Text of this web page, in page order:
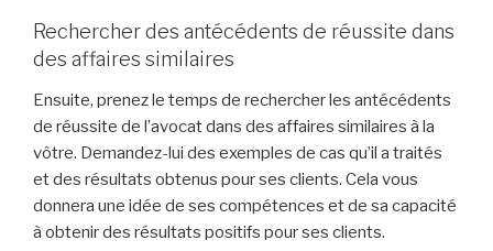
Rechercher des antécédents de réussite dans
des affaires similaires
Ensuite, prenez le temps de rechercher les antécédents
de réussite de l’avocat dans des affaires similaires à la
vôtre. Demandez-lui des exemples de cas qu’il a traités
et des résultats obtenus pour ses clients. Cela vous
donnera une idée de ses compétences et de sa capacité
à obtenir des résultats positifs pour ses clients.